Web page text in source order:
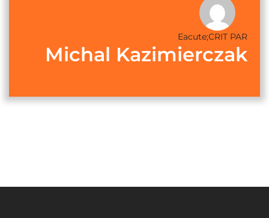
Eacute;CRIT PAR
Michal Kazimierczak